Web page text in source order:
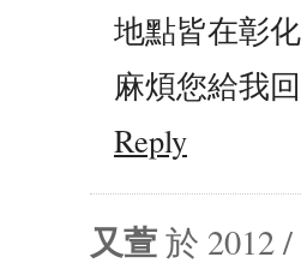
地點皆在彰
麻煩您給我
Reply
又萱於 2012